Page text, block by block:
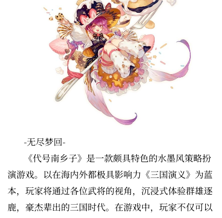
-无尽梦回-
《代号南乡子》是一款颇具特色的水墨风策略扮
演游戏。以在海内外都极具影响力《三国演义》为蓝
本，玩家将通过各位武将的视角，沉浸式体验群雄逐
鹿，豪杰辈出的三国时代。在游戏中，玩家不仅可以